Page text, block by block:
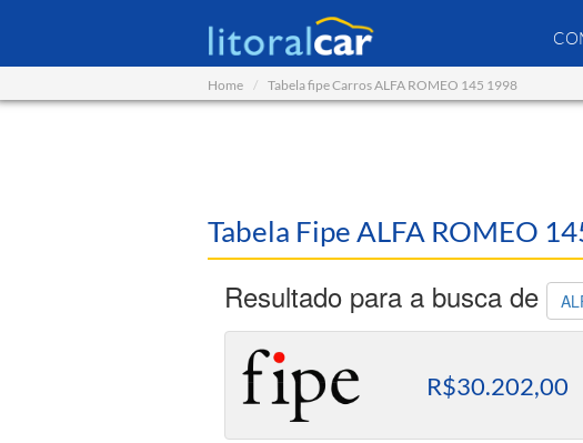
Home Tabela fipe Carros ALFA ROMEO 145 1998
Tabela Fipe ALFA ROMEO
Resultado para a busca de
R$30.202,00